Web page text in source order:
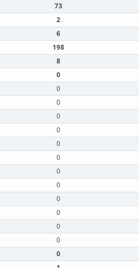
73
2
6
198
8
0
0
0
0
0
0
0
0
0
0
0
0
0
0